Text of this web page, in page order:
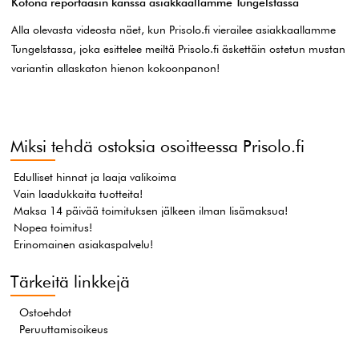
Alla olevasta videosta näet, kun Prisolo.fi vierailee asiakkaallamme
Tungelstassa, joka esittelee meiltä Prisolo.fi äskettäin ostetun mustan
variantin allaskaton hienon kokoonpanon!
Miksi tehdä ostoksia osoitteessa Prisolo.fi
Edulliset hinnat ja laaja valikoima
Vain laadukkaita tuotteita!
Maksa 14 päivää toimituksen jälkeen ilman lisämaksua!
Nopea toimitus!
Erinomainen asiakaspalvelu!
Tärkeitä linkkejä
Ostoehdot
Peruuttamisoikeus